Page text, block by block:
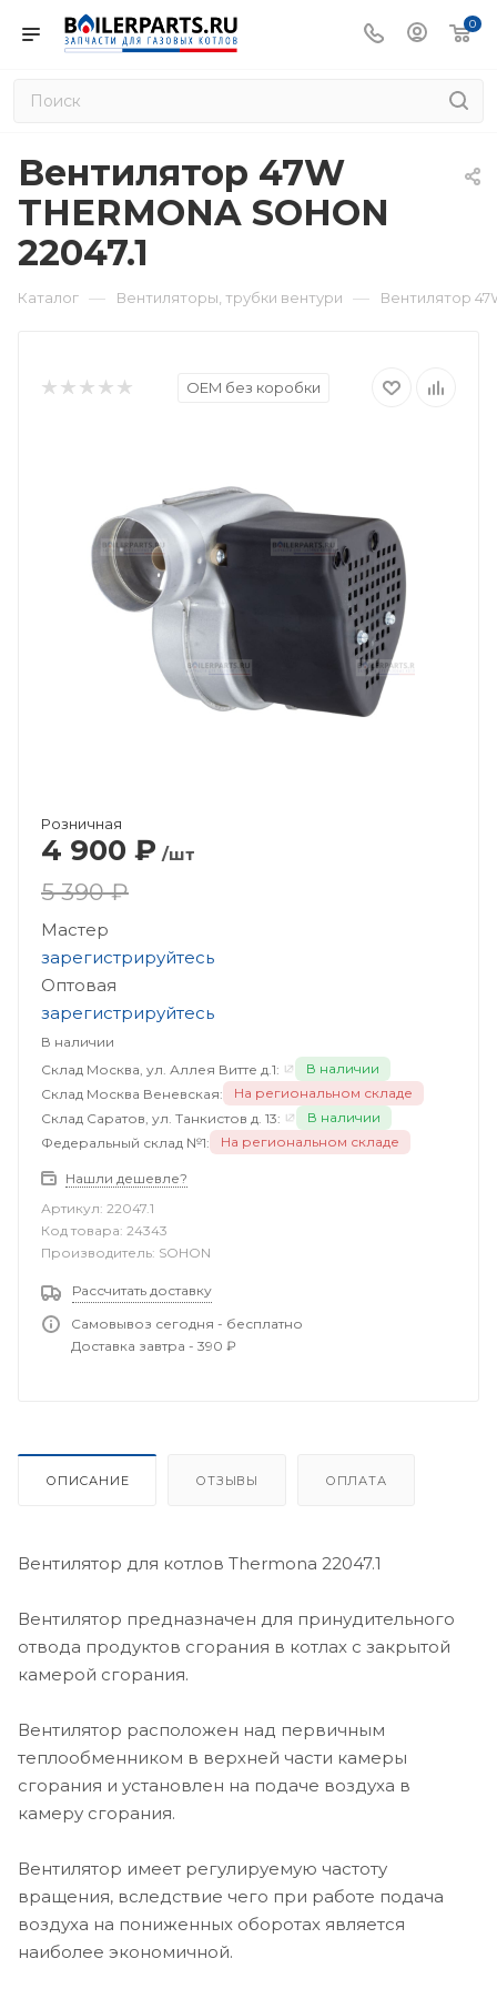
0
Вентилятор 47W
THERMONA SOHON
22047.1
Каталог — Вентиляторы, трубки вентури — Вентилятор
OEM без коробки
Розничная
4 900 ₽ /шт
5 390 ₽
Мастер
зарегистрируйтесь
Оптовая
зарегистрируйтесь
В наличии
Склад Москва, ул. Аллея Витте д.1:
В наличии
Склад Москва Веневская:
На региональном складе
Склад Саратов, ул. Танкистов д. 13:
В наличии
Федеральный склад №1:
На региональном складе
Нашли дешевле?
Артикул: 22047.1
Код товара: 24343
Производитель: SOHON
Рассчитать доставку
Самовывоз сегодня - бесплатно
Доставка завтра - 390 ₽
ОПИСАНИЕ ОТЗЫВЫ ОПЛАТА
Вентилятор для котлов Thermona 22047.1
Вентилятор предназначен для принудительного
отвода продуктов сгорания в котлах с закрытой
камерой сгорания.
Вентилятор расположен над первичным
теплообменником в верхней части камеры
сгорания и установлен на подаче воздуха в
камеру сгорания.
Вентилятор имеет регулируемую частоту
вращения, вследствие чего при работе подача
воздуха на пониженных оборотах является
наиболее экономичной.